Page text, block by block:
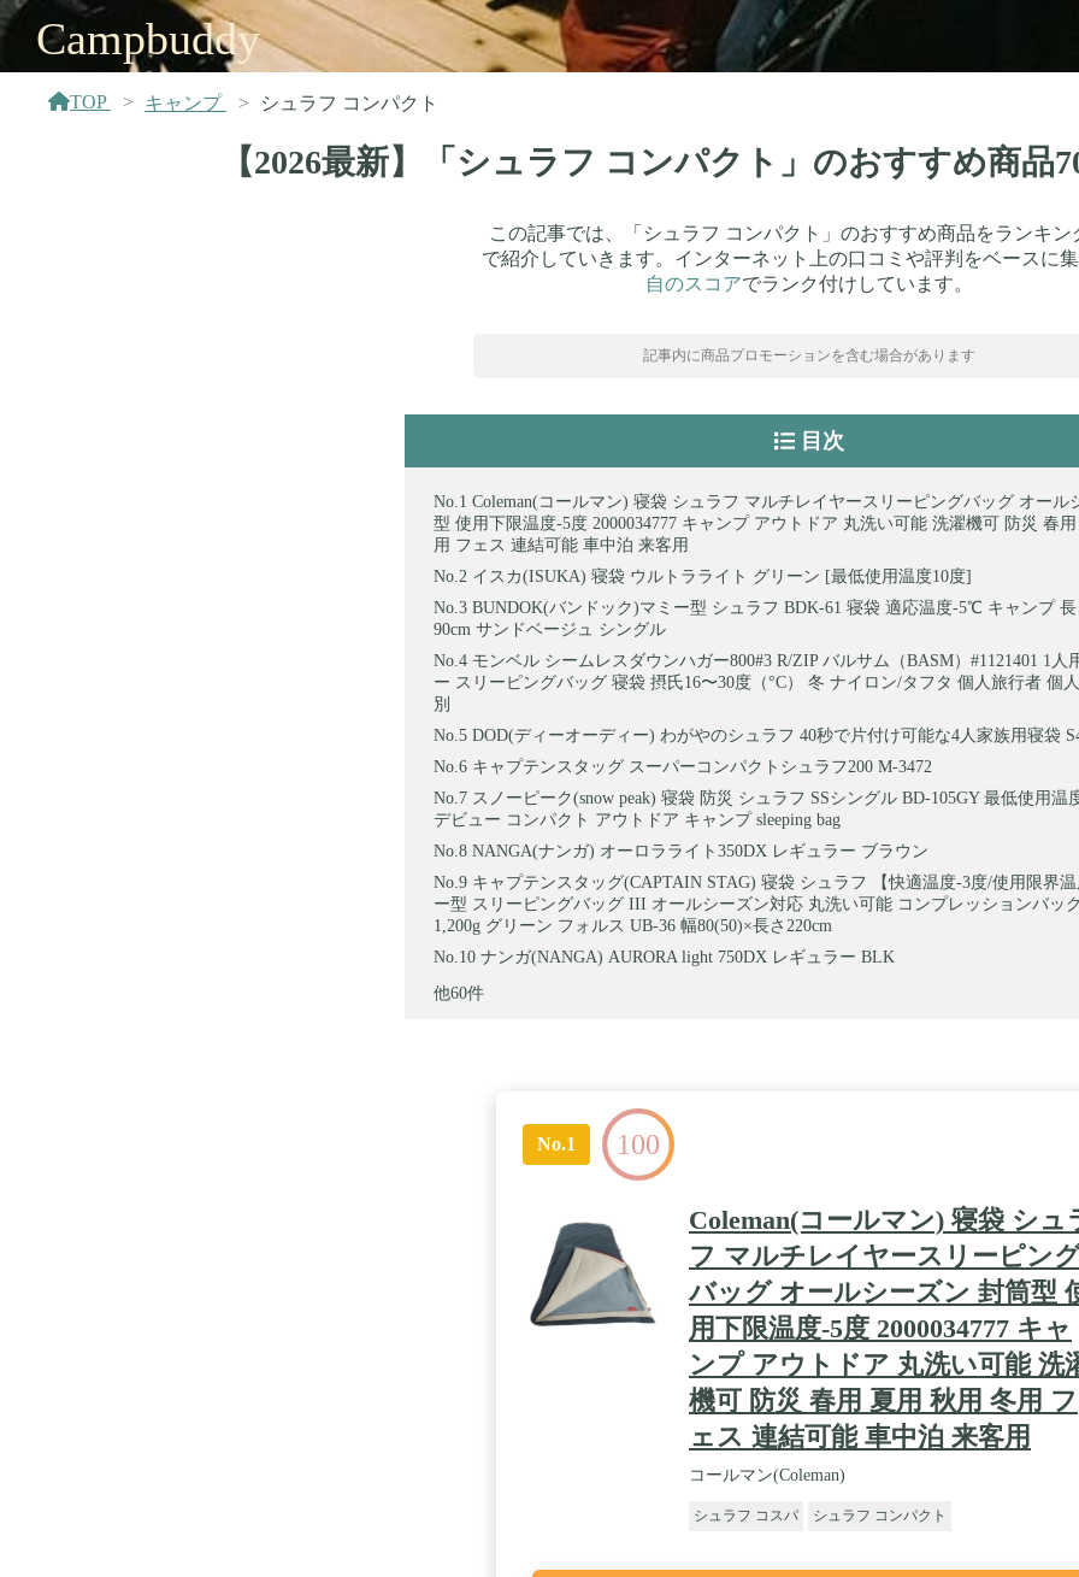
Campbuddy
TOP キャンプ シュラフ コンパクト
【2026最新】「シュラフ コンパクト」のおすすめ商品
この記事では、「シュラフ コンパクト」のおすすめ商品をランキン
で紹介していきます。インターネット上の口コミや評判をベースに
自のスコアでランク付けしています。
記事内に商品プロモーションを含む場合があります
目次
Coleman(コールマン) 寝袋 シュラフ マルチレイヤースリーピングバッグ オール
型 使用下限温度-5度 2000034777 キャンプ アウトドア 丸洗い可能 洗濯機可 防災 春
用 フェス 連結可能 車中泊 来客用
イスカ(ISUKA) 寝袋 ウルトラライト グリーン [最低使用温度10度]
BUNDOK(バンドック)マミー型 シュラフ BDK-61 寝袋 適応温度-5℃ キャンプ 長
90cm サンドベージュ シングル
モンベル シームレスダウンハガー800#3 R/ZIP バルサム（BASM）#1121401 1人
ー スリーピングバッグ 寝袋 摂氏16〜30度（°C） 冬 ナイロン/タフタ 個人旅行者 個
別
DOD(ディーオーディー) わがやのシュラフ 40秒で片付け可能な4人家族用寝袋
キャプテンスタッグ スーパーコンパクトシュラフ200 M-3472
スノーピーク(snow peak) 寝袋 防災 シュラフ SSシングル BD-105GY 最低使用温
デビュー コンパクト アウトドア キャンプ sleeping bag
NANGA(ナンガ) オーロラライト350DX レギュラー ブラウン
キャプテンスタッグ(CAPTAIN STAG) 寝袋 シュラフ 【快適温度-3度/使用限界温
ー型 スリーピングバッグ III オールシーズン対応 丸洗い可能 コンプレッションバッ
1,200g グリーン フォルス UB-36 幅80(50)×長さ220cm
ナンガ(NANGA) AURORA light 750DX レギュラー BLK
他60件
No.1 100
Coleman(コールマン) 寝袋 シュ
フ マルチレイヤースリーピン
バッグ オールシーズン 封筒型
用下限温度-5度 2000034777 キャ
ンプ アウトドア 丸洗い可能 洗
機可 防災 春用 夏用 秋用 冬用 フ
ェス 連結可能 車中泊 来客用
コールマン(Coleman)
シュラフ コスパ シュラフ コンパクト